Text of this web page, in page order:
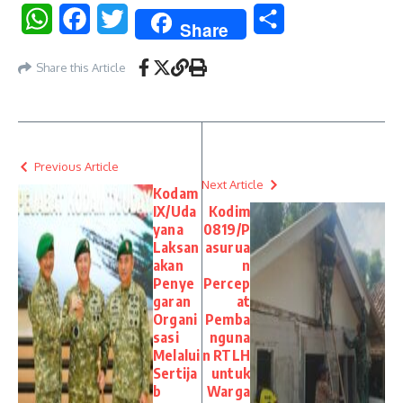
WhatsAppFacebookTwitter Share
Share this Article
Previous Article
Kodam
IX/Uda
yana
Laksan
akan
Penye
garan
Organi
sasi
Melalui
Sertija
b
Next Article
Kodim
0819/P
asurua
n
Percep
at
Pemba
nguna
n RTLH
untuk
Warga